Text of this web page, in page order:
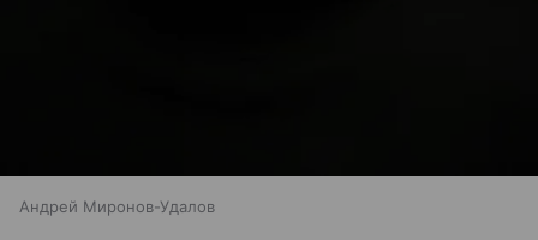
Андрей Миронов-Удалов